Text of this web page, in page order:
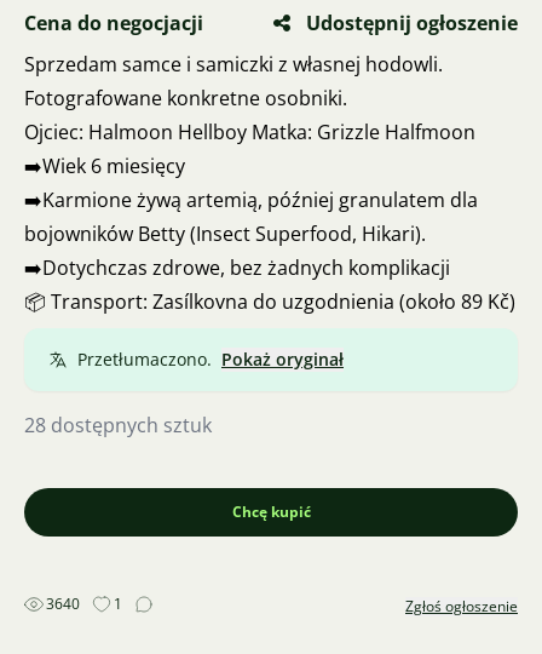
Cena do negocjacji
Udostępnij ogłoszenie
Sprzedam samce i samiczki z własnej hodowli.
Fotografowane konkretne osobniki.
Ojciec: Halmoon Hellboy Matka: Grizzle Halfmoon
➡️Wiek 6 miesięcy
➡️Karmione żywą artemią, później granulatem dla
bojowników Betty (Insect Superfood, Hikari).
➡️Dotychczas zdrowe, bez żadnych komplikacji
📦 Transport: Zasílkovna do uzgodnienia (około 89 Kč)
Przetłumaczono. Pokaż oryginał
28 dostępnych sztuk
Chcę kupić
3640 1 Zgłoś ogłoszenie